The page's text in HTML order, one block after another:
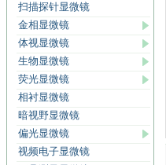
扫描探针显微镜
金相显微镜
体视显微镜
生物显微镜
荧光显微镜
相衬显微镜
暗视野显微镜
偏光显微镜
视频电子显微镜